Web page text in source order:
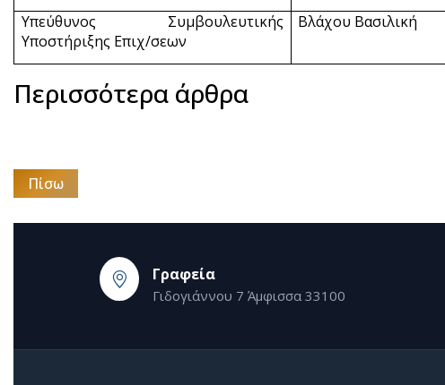
Υπεύθυνος Συμβουλευτικής
Υποστήριξης Επιχ/σεων
Βλάχου Βασιλική
Περισσότερα άρθρα
Πίσω
Γραφεία
Γιδογιάννου 7 Άμφισσα 33100